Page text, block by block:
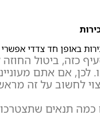
באופן חד צדדי
כזה, ביטול
לכן, אם אתם
לחשוב על זה
כמה תנאים